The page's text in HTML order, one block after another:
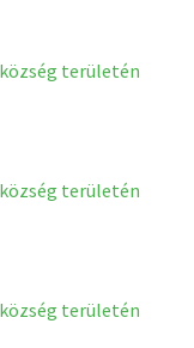
területén
területén
területén